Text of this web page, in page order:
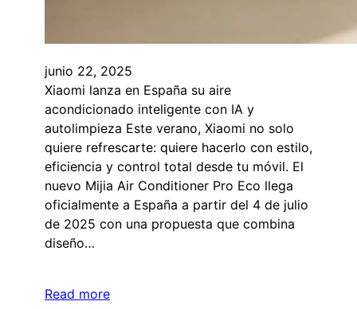
junio 22, 2025
Xiaomi lanza en España su aire
acondicionado inteligente con IA y
autolimpieza Este verano, Xiaomi no solo
quiere refrescarte: quiere hacerlo con estilo,
eficiencia y control total desde tu móvil. El
nuevo Mijia Air Conditioner Pro Eco llega
oficialmente a España a partir del 4 de julio
de 2025 con una propuesta que combina
diseño…
Read more